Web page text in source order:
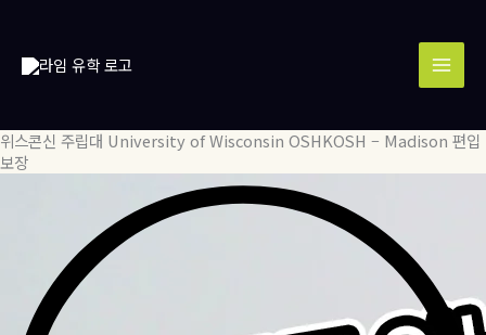
너
뛰
위스콘신 주립대 University of Wisconsin OSHKOSH – Madison 편입
보장